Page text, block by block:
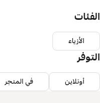
الفئات
الأزياء
التوفر
أونلاين في المتجر